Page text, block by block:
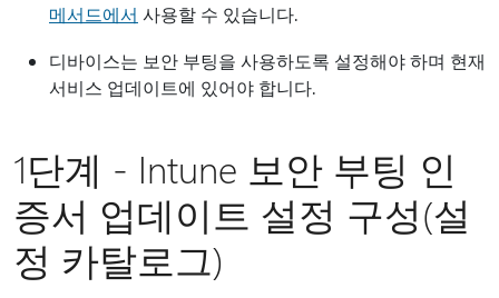
메서드에서 사용할 수 있습니다.
디바이스는 보안 부팅을 사용하도록 설정해야 하며 현재
서비스 업데이트에 있어야 합니다.
1단계 - Intune 보안 부팅 인
증서 업데이트 설정 구성(설
정 카탈로그)